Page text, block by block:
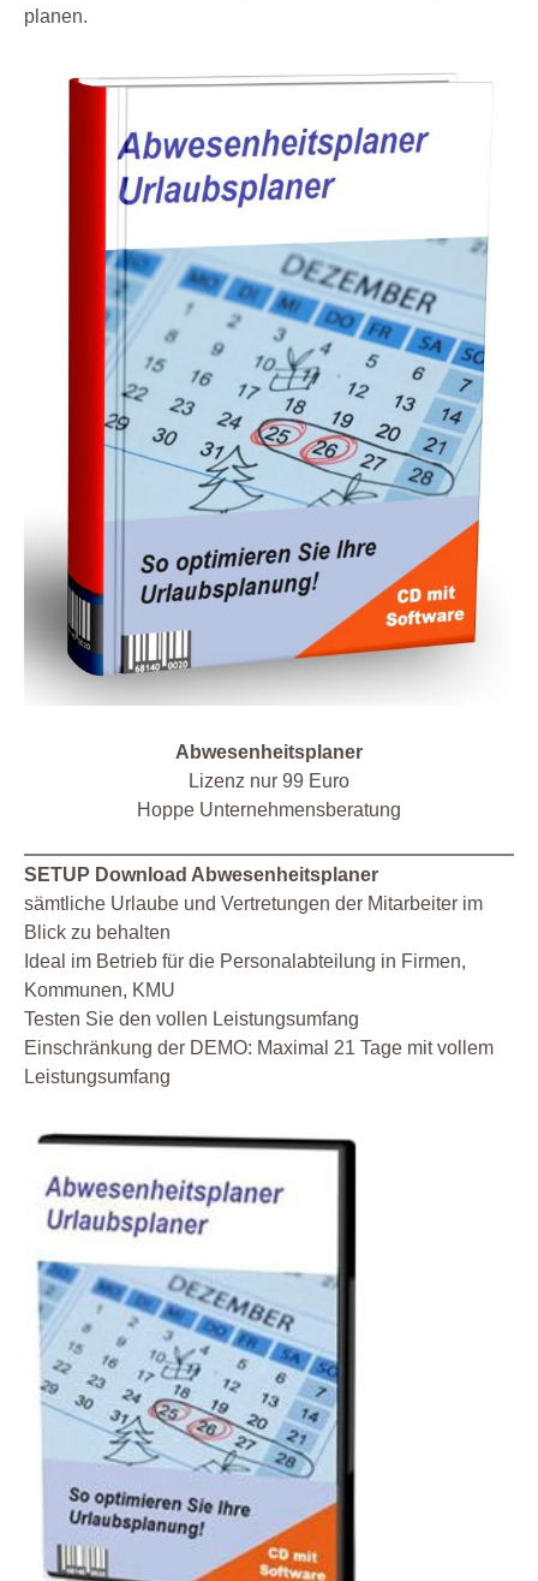
planen.
Abwesenheitsplaner
Lizenz nur 99 Euro
Hoppe Unternehmensberatung
SETUP Download Abwesenheitsplaner
sämtliche Urlaube und Vertretungen der Mitarbeiter im
Blick zu behalten
Ideal im Betrieb für die Personalabteilung in Firmen,
Kommunen, KMU
Testen Sie den vollen Leistungsumfang
Einschränkung der DEMO: Maximal 21 Tage mit vollem
Leistungsumfang